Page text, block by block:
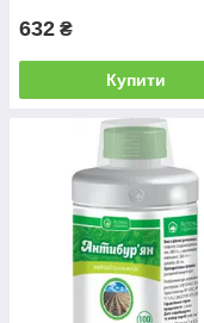
зробіть
632 ₴
Купити